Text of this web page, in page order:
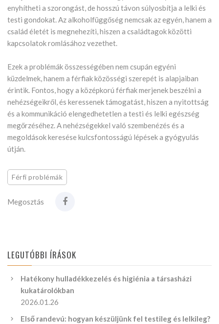
enyhítheti a szorongást, de hosszú távon súlyosbítja a lelki és
testi gondokat. Az alkoholfüggőség nemcsak az egyén, hanem a
család életét is megnehezíti, hiszen a családtagok közötti
kapcsolatok romlásához vezethet.
Ezek a problémák összességében nem csupán egyéni
küzdelmek, hanem a férfiak közösségi szerepét is alapjaiban
érintik. Fontos, hogy a középkorú férfiak merjenek beszélni a
nehézségeikről, és keressenek támogatást, hiszen a nyitottság
és a kommunikáció elengedhetetlen a testi és lelki egészség
megőrzéséhez. A nehézségekkel való szembenézés és a
megoldások keresése kulcsfontosságú lépések a gyógyulás
útján.
Férfi problémák
Megosztás
LEGUTÓBBI ÍRÁSOK
Hatékony hulladékkezelés és higiénia a társasházi
kukatárolókban
2026.01.26
Első randevú: hogyan készüljünk fel testileg és lelkileg?